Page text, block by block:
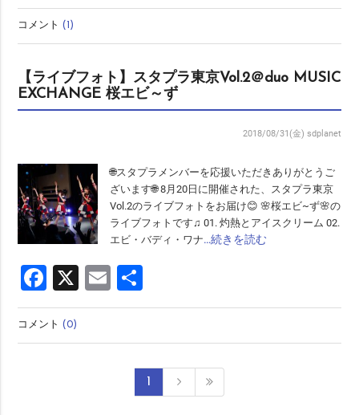
コメント(1)
【ライブフォト】スタプラ東京Vol.2＠duo MUSIC
EXCHANGE 桜エビ～ず
2018/08/31(金) sdplanet
🌐スタプラメンバーを応援いただきありがとうご
ざいます🌐 8月20日に開催された、スタプラ東京
Vol.2のライブフォトをお届け😊 🌸桜エビ~ず🌸の
ライブフォトです♫ 01. 灼熱とアイスクリーム 02.
エビ・バディ・ワナ…続きを読む
Facebook
X Email
有
コメント(0)
1